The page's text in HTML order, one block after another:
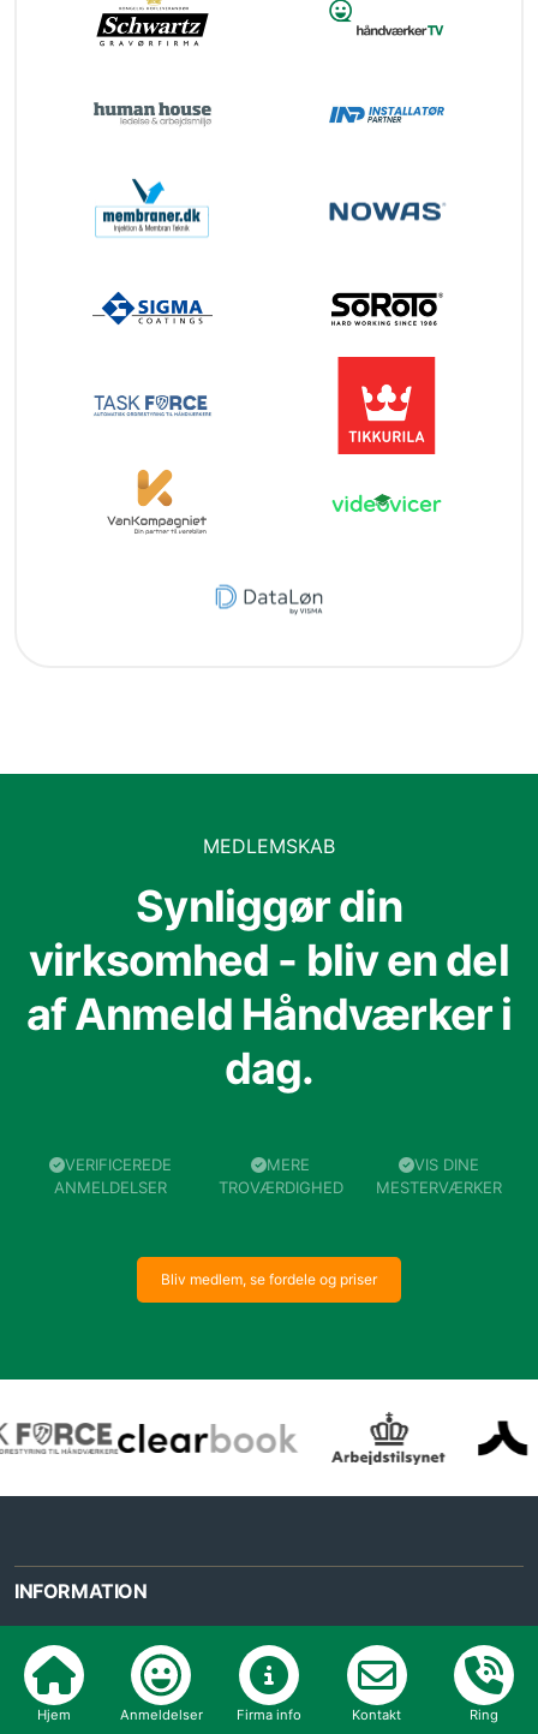
Hjem Anmeldelser Firma info Kontakt Ring
MEDLEMSKAB
Synliggør din
virksomhed - bliv en del
af Anmeld Håndværker i
dag.
VERIFICEREDE
ANMELDELSER
MERE
TROVÆRDIGHED
VIS DINE
MESTERVÆRKER
Bliv medlem, se fordele og priser
INFORMATION
bygogbolig.dk ApS
Telefon: 7022 7227
info@anmeld-haandvaerker.dk